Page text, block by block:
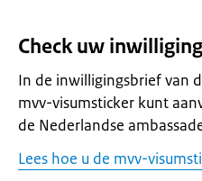
Check uw
In de inwilligingsbrief van
mvv-visumsticker kunt
de Nederlandse
Lees hoe u de mvv-